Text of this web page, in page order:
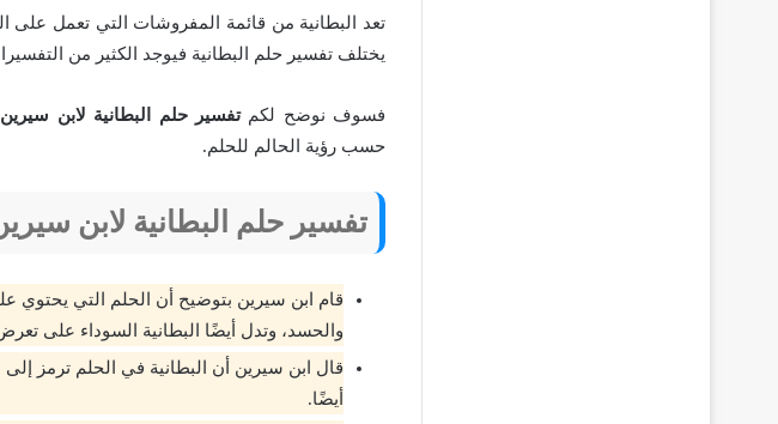
تعد البطانية من قائمة المفروشات التي تعمل على
يختلف تفسير حلم البطانية فيوجد الكثير من
فسوف نوضح لكمتفسير حلم البطانية لابن سيرين
حسب رؤية الحالم للحلم.
تفسير حلم البطانية لابن
قام ابن سيرين بتوضيح أن الحلم التي يحتوي
والحسد، وتدل أيضًا البطانية السوداء على
قال ابن سيرين أن البطانية في الحلم ترمز
أيضًا.